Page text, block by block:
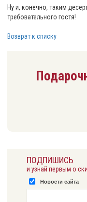
Ну и, конечно, таким
требовательного гостя!
Возврат к списку
ПОДПИШИСЬ
и узнай первым о
Новости сайта